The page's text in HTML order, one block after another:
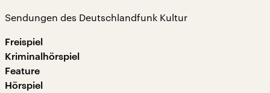
Sendungen des Deutschlandfunk Kultur
Freispiel
Kriminalhörspiel
Feature
Hörspiel